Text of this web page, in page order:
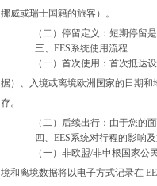
挪威或瑞士国籍的旅客）。
（二）停留定义 ：短期停留
三、EES系统使用流程
（一）首次使用 ：首次抵达
据）、入境或离境欧洲国家的日期
存。
（二） 后续出行 ： 由于您的
四、EES系统对行程的影响
（一）非欧盟/非申根国家公
境和离境数据将以电子方式记录在